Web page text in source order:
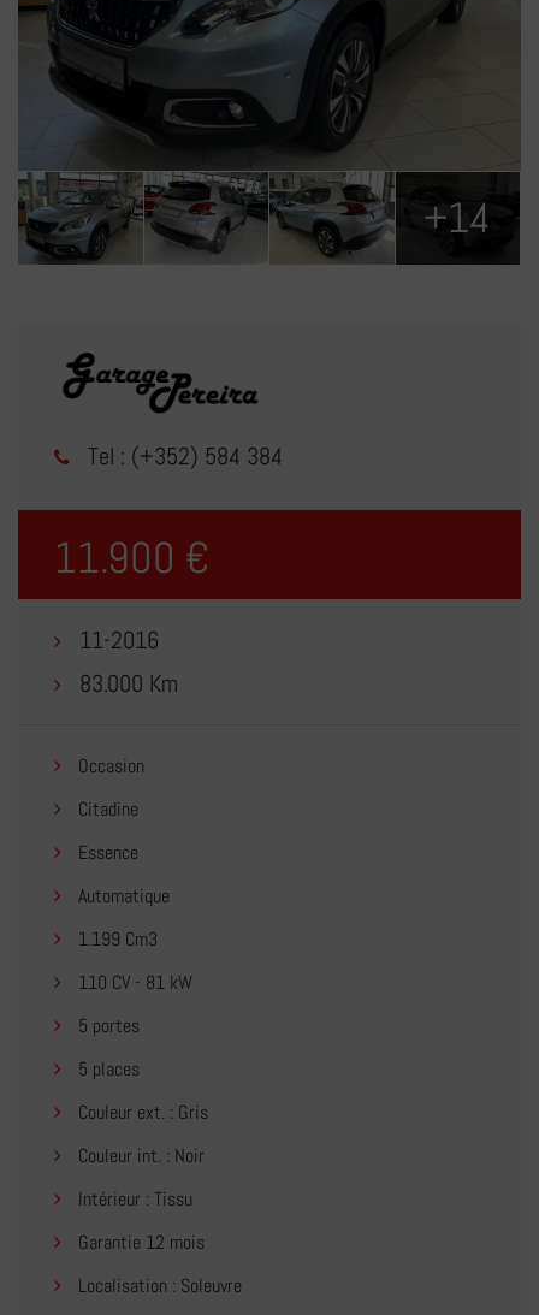
+14
Tel : (+352) 584 384
11.900 €
11-2016
83.000 Km
Occasion
Citadine
Essence
Automatique
1.199 Cm3
110 CV - 81 kW
5 portes
5 places
Couleur ext. : Gris
Couleur int. : Noir
Intérieur : Tissu
Garantie 12 mois
Localisation : Soleuvre